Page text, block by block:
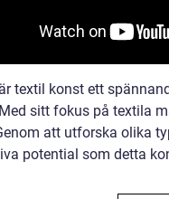
textil konst ett
sitt fokus på textila
att utforska olika
potential som detta